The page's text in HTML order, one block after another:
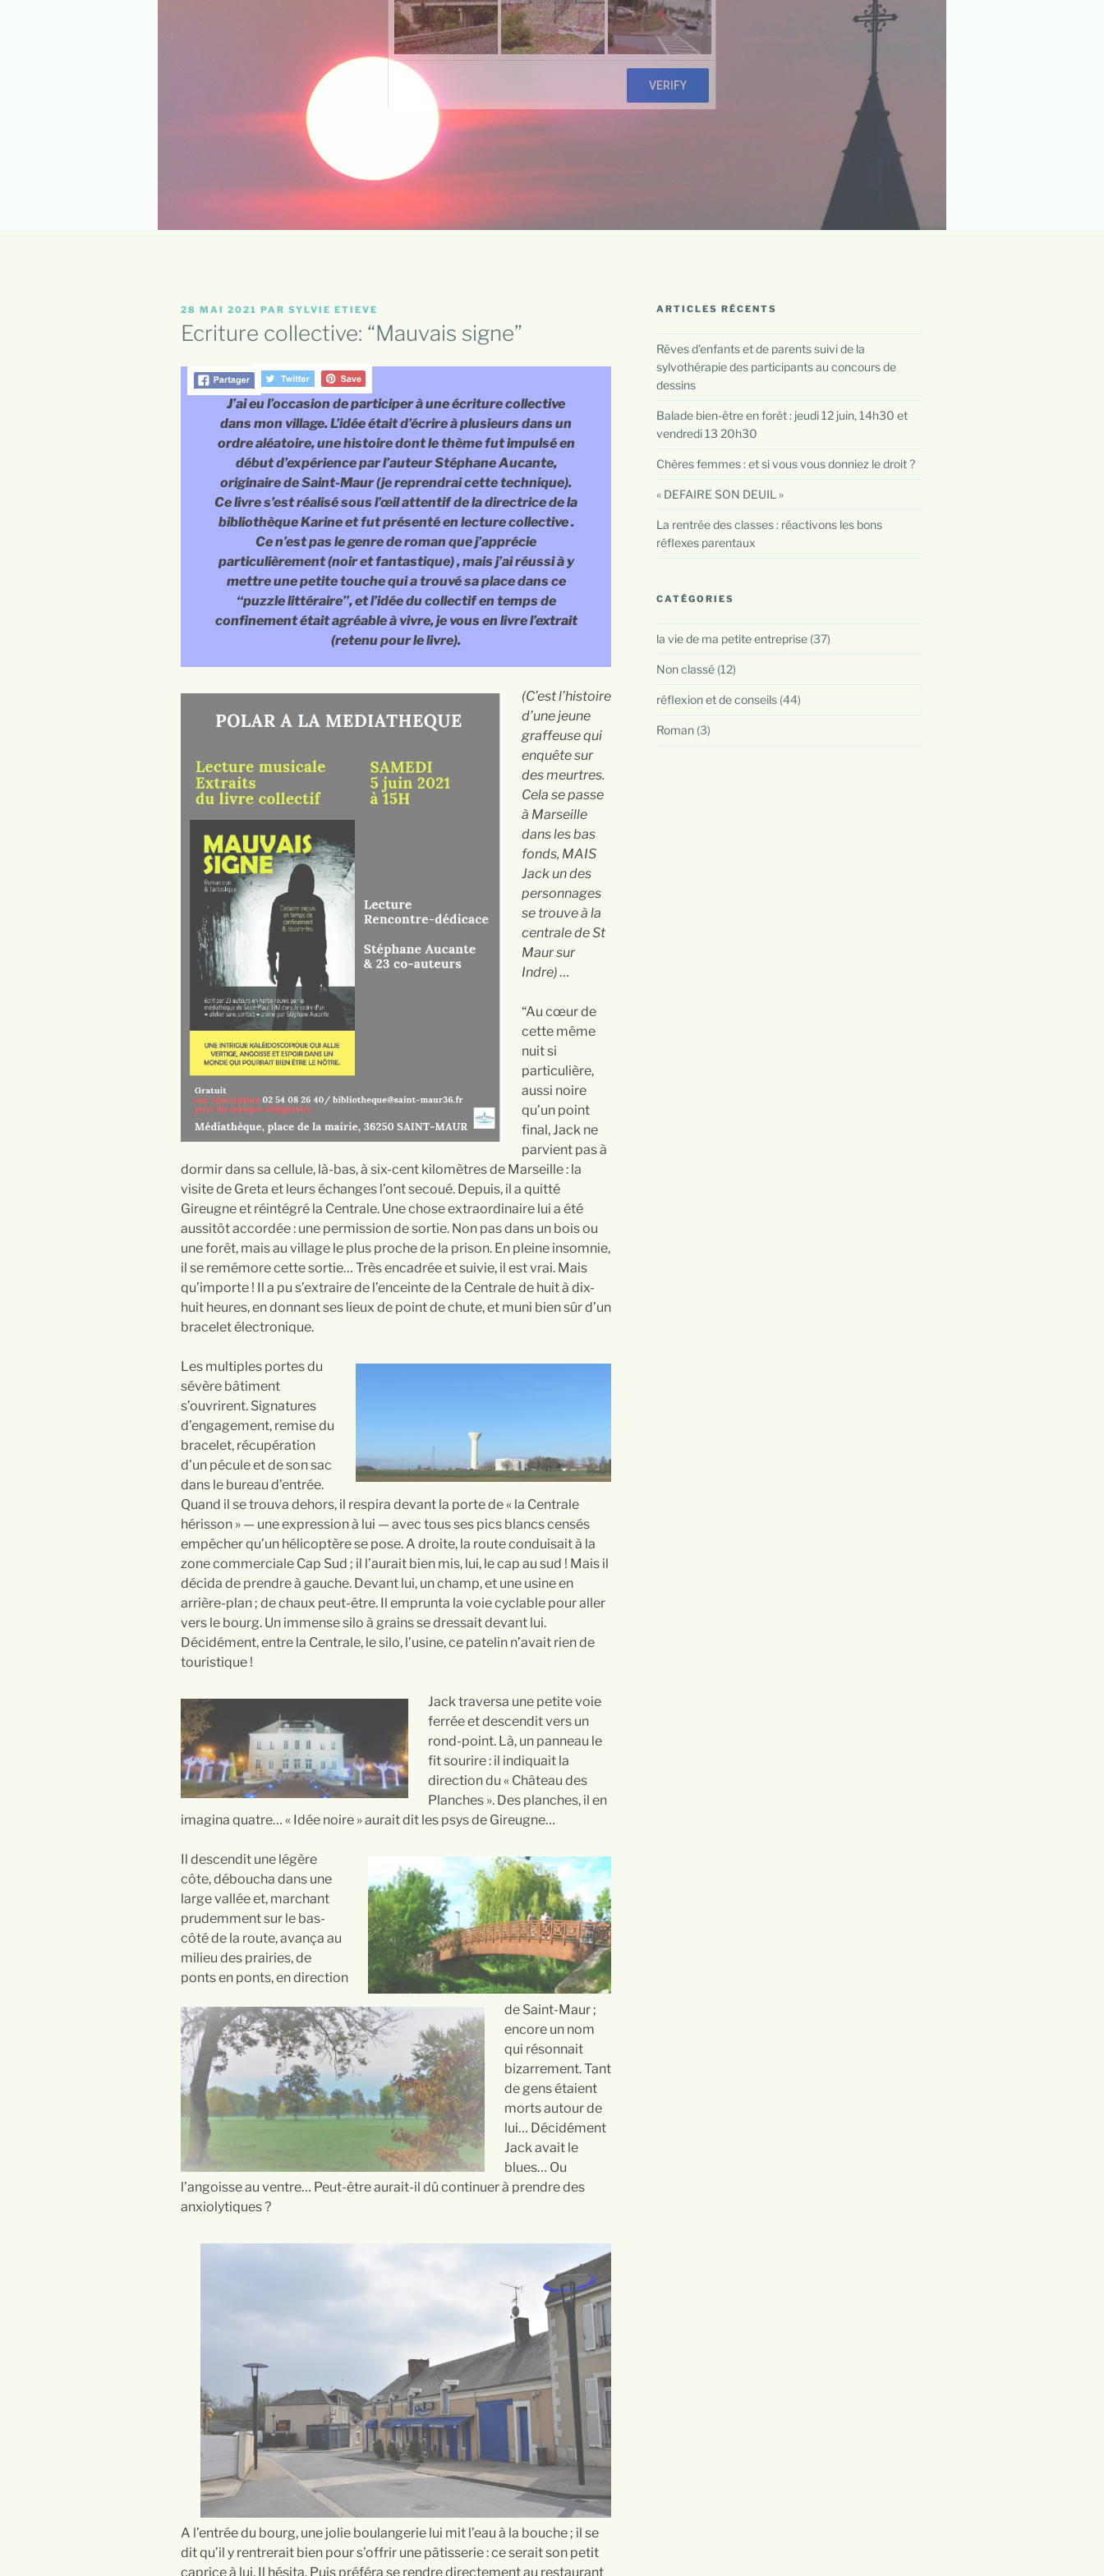
PUBLIÉ
LE
28 MAI 2021 PAR SYLVIE ETIEVE
Ecriture collective: “Mauvais signe”
J’ai eu l’occasion de participer à une écriture collective
dans mon village. L’idée était d’écrire à plusieurs dans un
ordre aléatoire, une histoire dont le thème fut impulsé en
début d’expérience par l’auteur Stéphane Aucante,
originaire de Saint-Maur (je reprendrai cette technique).
Ce livre s’est réalisé sous l’œil attentif de la directrice de la
bibliothèque Karine et fut présenté en lecture collective .
Ce n’est pas le genre de roman que j’apprécie
particulièrement (noir et fantastique) , mais j’ai réussi à y
mettre une petite touche qui a trouvé sa place dans ce
“puzzle littéraire”, et l’idée du collectif en temps de
confinement était agréable à vivre, je vous en livre l’extrait
(retenu pour le livre).
(C’est l’histoire
d’une jeune
graffeuse qui
enquête sur
des meurtres.
Cela se passe
à Marseille
dans les bas
fonds, MAIS
Jack un des
personnages
se trouve à la
centrale de St
Maur sur
Indre) …
“Au cœur de
cette même
nuit si
particulière,
aussi noire
qu’un point
final, Jack ne
parvient pas à
dormir dans sa cellule, là-bas, à six-cent kilomètres de Marseille : la
visite de Greta et leurs échanges l’ont secoué. Depuis, il a quitté
Gireugne et réintégré la Centrale. Une chose extraordinaire lui a été
aussitôt accordée : une permission de sortie. Non pas dans un bois ou
une forêt, mais au village le plus proche de la prison. En pleine insomnie,
il se remémore cette sortie… Très encadrée et suivie, il est vrai. Mais
qu’importe ! Il a pu s’extraire de l’enceinte de la Centrale de huit à dix-
huit heures, en donnant ses lieux de point de chute, et muni bien sûr d’un
bracelet électronique.
Les multiples portes du
sévère bâtiment
s’ouvrirent. Signatures
d’engagement, remise du
bracelet, récupération
d’un pécule et de son sac
dans le bureau d’entrée.
Quand il se trouva dehors, il respira devant la porte de « la Centrale
hérisson » — une expression à lui — avec tous ses pics blancs censés
empêcher qu’un hélicoptère se pose. A droite, la route conduisait à la
zone commerciale Cap Sud ; il l’aurait bien mis, lui, le cap au sud ! Mais il
décida de prendre à gauche. Devant lui, un champ, et une usine en
arrière-plan ; de chaux peut-être. Il emprunta la voie cyclable pour aller
vers le bourg. Un immense silo à grains se dressait devant lui.
Décidément, entre la Centrale, le silo, l’usine, ce patelin n’avait rien de
touristique !
Jack traversa une petite voie
ferrée et descendit vers un
rond-point. Là, un panneau le
fit sourire : il indiquait la
direction du « Château des
Planches ». Des planches, il en
imagina quatre… « Idée noire » aurait dit les psys de Gireugne…
Il descendit une légère
côte, déboucha dans une
large vallée et, marchant
prudemment sur le bas-
côté de la route, avança au
milieu des prairies, de
ponts en ponts, en direction
de Saint-Maur ;
encore un nom
qui résonnait
bizarrement. Tant
de gens étaient
morts autour de
lui… Décidément
Jack avait le
blues… Ou
l’angoisse au ventre… Peut-être aurait-il dû continuer à prendre des
anxiolytiques ?
A l’entrée du bourg, une jolie boulangerie lui mit l’eau à la bouche ; il se
dit qu’il y rentrerait bien pour s’offrir une pâtisserie : ce serait son petit
caprice à lui. Il hésita. Puis préféra se rendre directement au restaurant
ARTICLES RÉCENTS
Rêves d’enfants et de parents suivi de la
sylvothérapie des participants au concours de
dessins
Balade bien-être en forêt : jeudi 12 juin, 14h30 et
vendredi 13 20h30
Chères femmes : et si vous vous donniez le droit ?
« DEFAIRE SON DEUIL »
La rentrée des classes : réactivons les bons
réflexes parentaux
CATÉGORIES
la vie de ma petite entreprise(37)
Non classé(12)
réflexion et de conseils(44)
Roman(3)